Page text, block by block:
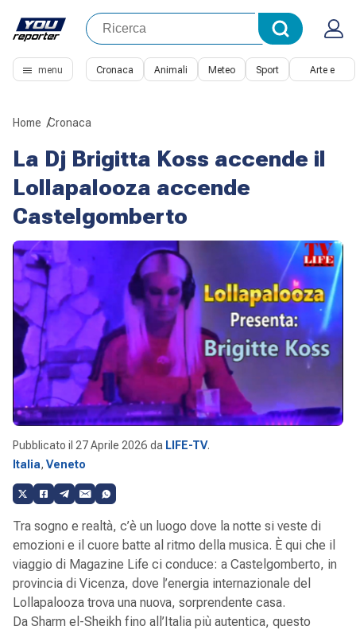
menu Cronaca Animali Meteo Sport Arte e
Home Cronaca
La Dj Brigitta Koss accende il
Lollapalooza accende
Castelgomberto
Pubblicato il 27 Aprile 2026 da LIFE-TV.
Italia, Veneto
Tra sogno e realtà, c’è un luogo dove la notte si veste di
emozioni e il cuore batte al ritmo della musica. È qui che il
viaggio di Magazine Life ci conduce: a Castelgomberto, in
provincia di Vicenza, dove l’energia internazionale del
Lollapalooza trova una nuova, sorprendente casa.
Da Sharm el-Sheikh fino all’Italia più autentica, questo